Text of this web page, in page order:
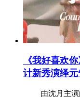
《我好喜欢
计新秀演绎
由沈月主演的